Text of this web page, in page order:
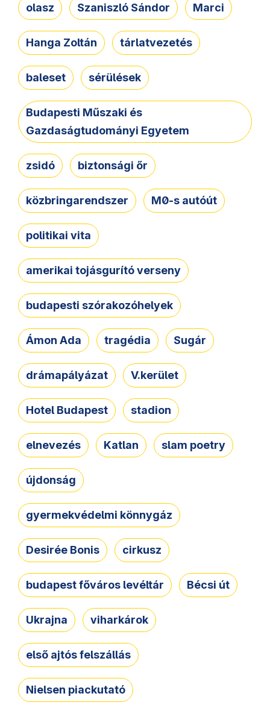
olasz Szaniszló Sándor Marci
Hanga Zoltán tárlatvezetés
baleset sérülések
Budapesti Műszaki és
Gazdaságtudományi Egyetem
zsidó biztonsági őr
közbringarendszer M0-s autóút
politikai vita
amerikai tojásgurító verseny
budapesti szórakozóhelyek
Ámon Ada tragédia Sugár
drámapályázat V.kerület
Hotel Budapest stadion
elnevezés Katlan slam poetry
újdonság
gyermekvédelmi könnygáz
Desirée Bonis cirkusz
budapest főváros levéltár Bécsi út
Ukrajna viharkárok
első ajtós felszállás
Nielsen piackutató